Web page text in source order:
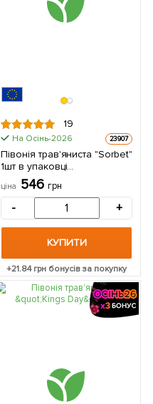
19
На Осінь-2026 23907
Півонія трав'яниста "Sorbet"
1шт в упаковці
(Кореневище)
ціна 546 грн
- +
КУПИТИ
+21.84грн бонусів за покупку